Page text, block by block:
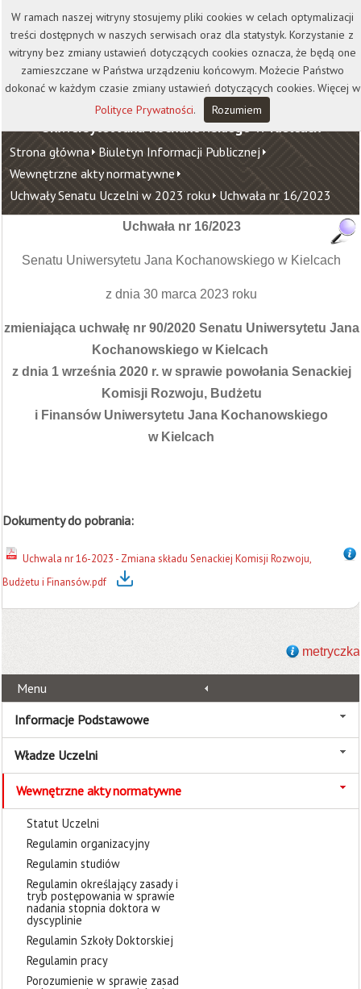
Kontakt Biblioteka
Wydawnictwo
Wirtualna Uczelnia
Uniwersytet Jana Kochanowskiego w Kielcach
Strona główna Biuletyn Informacji Publicznej
Wewnętrzne akty normatywne
Uchwały Senatu Uczelni w 2023 roku Uchwała nr 16/2023
Uchwała nr 16/2023
Senatu Uniwersytetu Jana Kochanowskiego w Kielcach
z dnia 30 marca 2023 roku
zmieniająca uchwałę nr 90/2020 Senatu Uniwersytetu Jana
Kochanowskiego w Kielcach
z dnia 1 września 2020 r. w sprawie powołania Senackiej
Komisji Rozwoju, Budżetu
i Finansów Uniwersytetu Jana Kochanowskiego
w Kielcach
Dokumenty do pobrania:
Uchwala nr 16-2023 - Zmiana składu Senackiej Komisji Rozwoju,
Budżetu i Finansów.pdf
metryczka
Menu
Informacje Podstawowe
Władze Uczelni
Wewnętrzne akty normatywne
Statut Uczelni
Regulamin organizacyjny
Regulamin studiów
Regulamin określający zasady i
tryb postępowania w sprawie
nadania stopnia doktora w
dyscyplinie
Regulamin Szkoły Doktorskiej
Regulamin pracy
Porozumienie w sprawie zasad
W ramach naszej witryny stosujemy pliki cookies w celach optymalizacji
treści dostępnych w naszych serwisach oraz dla statystyk. Korzystanie z
witryny bez zmiany ustawień dotyczących cookies oznacza, że będą one
zamieszczane w Państwa urządzeniu końcowym. Możecie Państwo
dokonać w każdym czasie zmiany ustawień dotyczących cookies. Więcej w
Polityce Prywatności. Rozumiem